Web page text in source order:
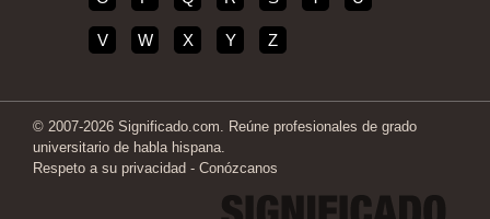
V W X Y Z
© 2007-2026 Significado.com. Reúne profesionales de grado
universitario de habla hispana.
Respeto a su privacidad - Conózcanos